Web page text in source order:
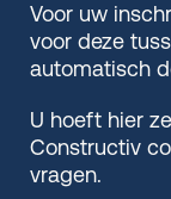
Voor uw
voor deze
automatisch
U hoeft hier
Constructiv
vragen.